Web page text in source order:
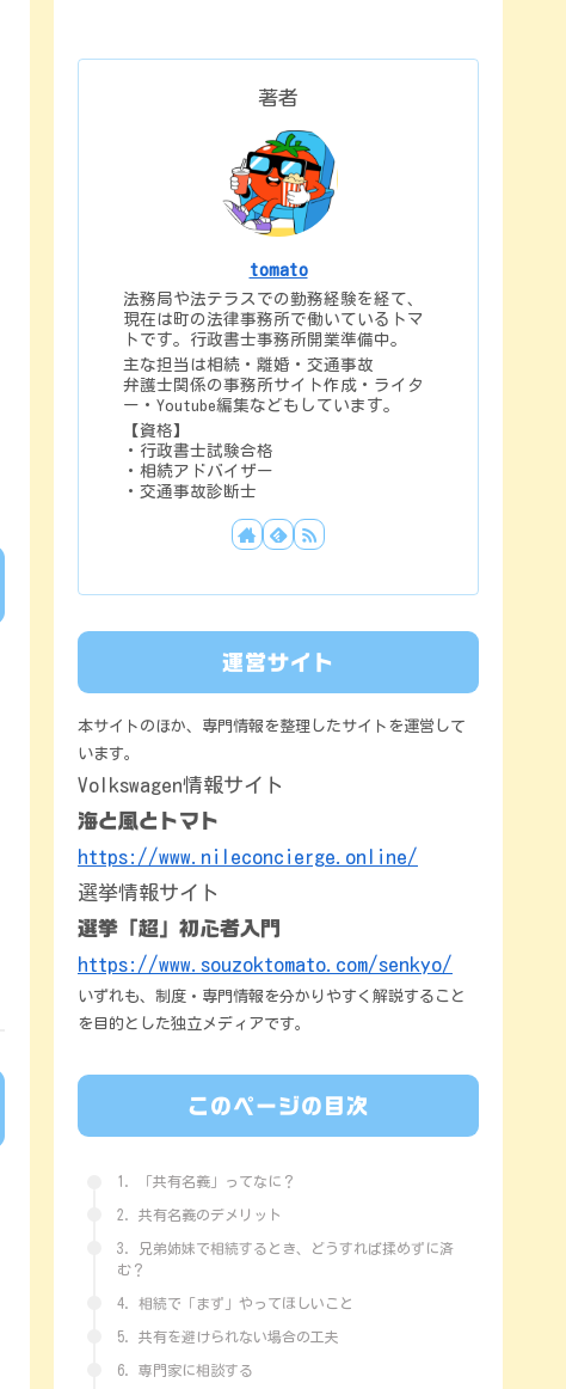
著者
tomato
法務局や法テラスでの勤務経験を経て、
現在は町の法律事務所で働いているトマ
トです。行政書士事務所開業準備中。
主な担当は相続・離婚・交通事故
弁護士関係の事務所サイト作成・ライタ
ー・Youtube編集などもしています。
【資格】
・行政書士試験合格
・相続アドバイザー
・交通事故診断士
運営サイト
本サイトのほか、専門情報を整理したサイトを運営して
います。
Volkswagen情報サイト
海と風とトマト
https://www.nileconcierge.online/
選挙情報サイト
選挙「超」初心者入門
https://www.souzoktomato.com/senkyo/
いずれも、制度・専門情報を分かりやすく解説すること
を目的とした独立メディアです。
このページの目次
1. 「共有名義」ってなに？
2. 共有名義のデメリット
3. 兄弟姉妹で相続するとき、どうすれば揉めずに済
む？
4. 相続で「まず」やってほしいこと
5. 共有を避けられない場合の工夫
6. 専門家に相談する